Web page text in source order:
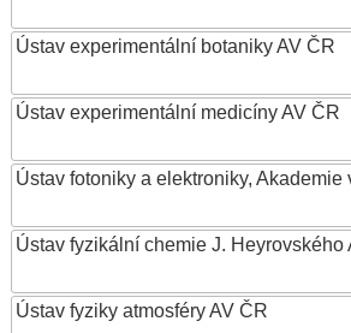
Ústav experimentální botaniky AV ČR
Ústav experimentální medicíny AV ČR
Ústav fotoniky a elektroniky, Akademie
Ústav fyzikální chemie J. Heyrovského
Ústav fyziky atmosféry AV ČR